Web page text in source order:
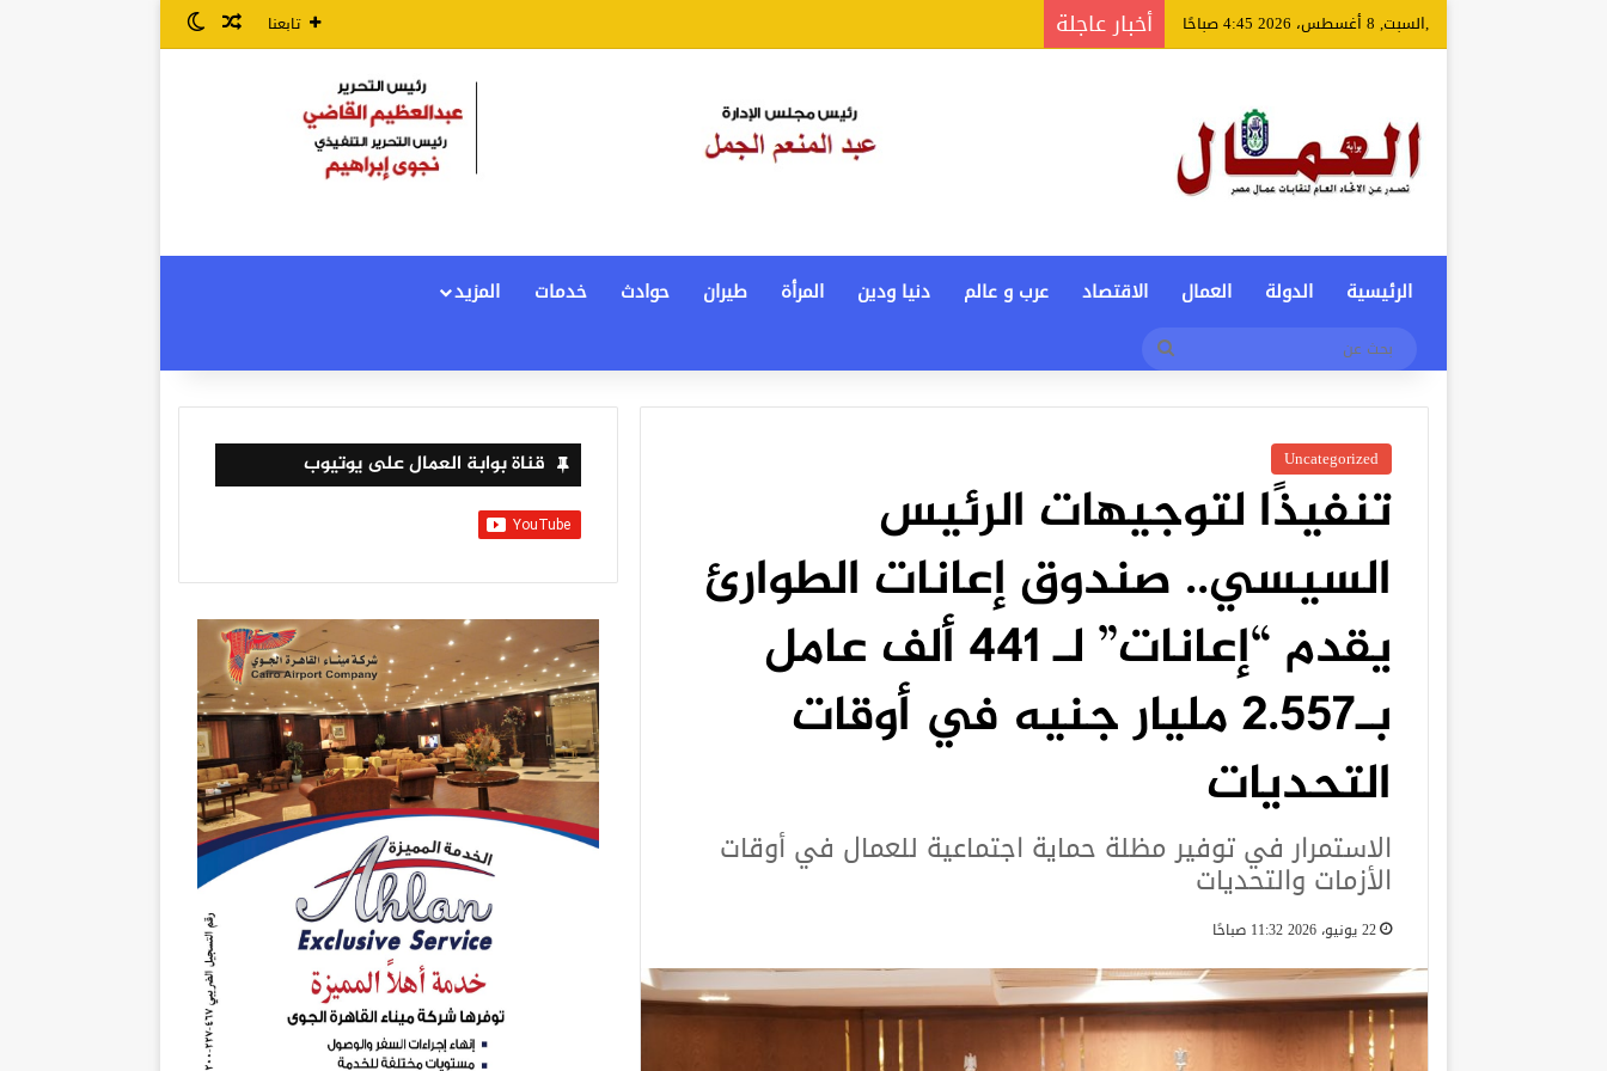
,السبت, 8 أغسطس، 2026 4:45 صباحًا أخبار عاجلة تابعنا مقال عشوائي
الوضع المظلم
الرئيسية الدولة العمال الاقتصاد عرب و عالم دنيا ودين المرأة طيران حوادث خدمات
المزيد
Uncategorized
تنفيذًا لتوجيهات الرئيس
السيسي.. صندوق إعانات الطوارئ
يقدم “إعانات” لـ 441 ألف عامل
بـ2.557 مليار جنيه في أوقات
التحديات
الاستمرار في توفير مظلة حماية اجتماعية للعمال في أوقات
الأزمات والتحديات
22 يونيو، 2026 11:32 صباحًا
قناة بوابة العمال على يوتيوب